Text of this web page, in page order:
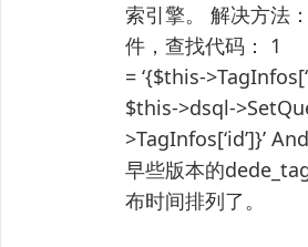
索引擎。 解决方法
件，查找代码： 1
= ‘{$this-
$this->dsql-
>TagInfos[‘id’]}’
早些版本的
布时间排列了。